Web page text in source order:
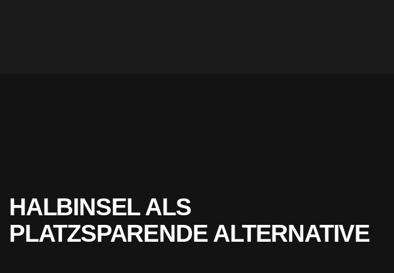
HALBINSEL ALS
PLATZSPARENDE ALTERNATIVE